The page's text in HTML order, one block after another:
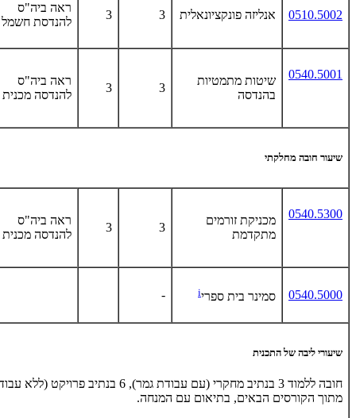
0510.5002 אנליזה פונקציונאלית 3
3
ראה ביה"ס
להנדסת חשמל
0540.5001
שיטות מתמטיות
בהנדסה
3
3
ראה ביה"ס
להנדסה מכנית
שיעור חובה מחלקתי
0540.5300
מכניקת זורמים
מתקדמת
3
3
ראה ביה"ס
להנדסה מכנית
0540.5000 סמינר בית ספריi
-
שיעורי ליבה של התכנית
חובה ללמוד 3 בנתיב מחקרי (עם עבודת גמר), 6 בנתיב
מתוך הקורסים הבאים, בתיאום עם המנחה.